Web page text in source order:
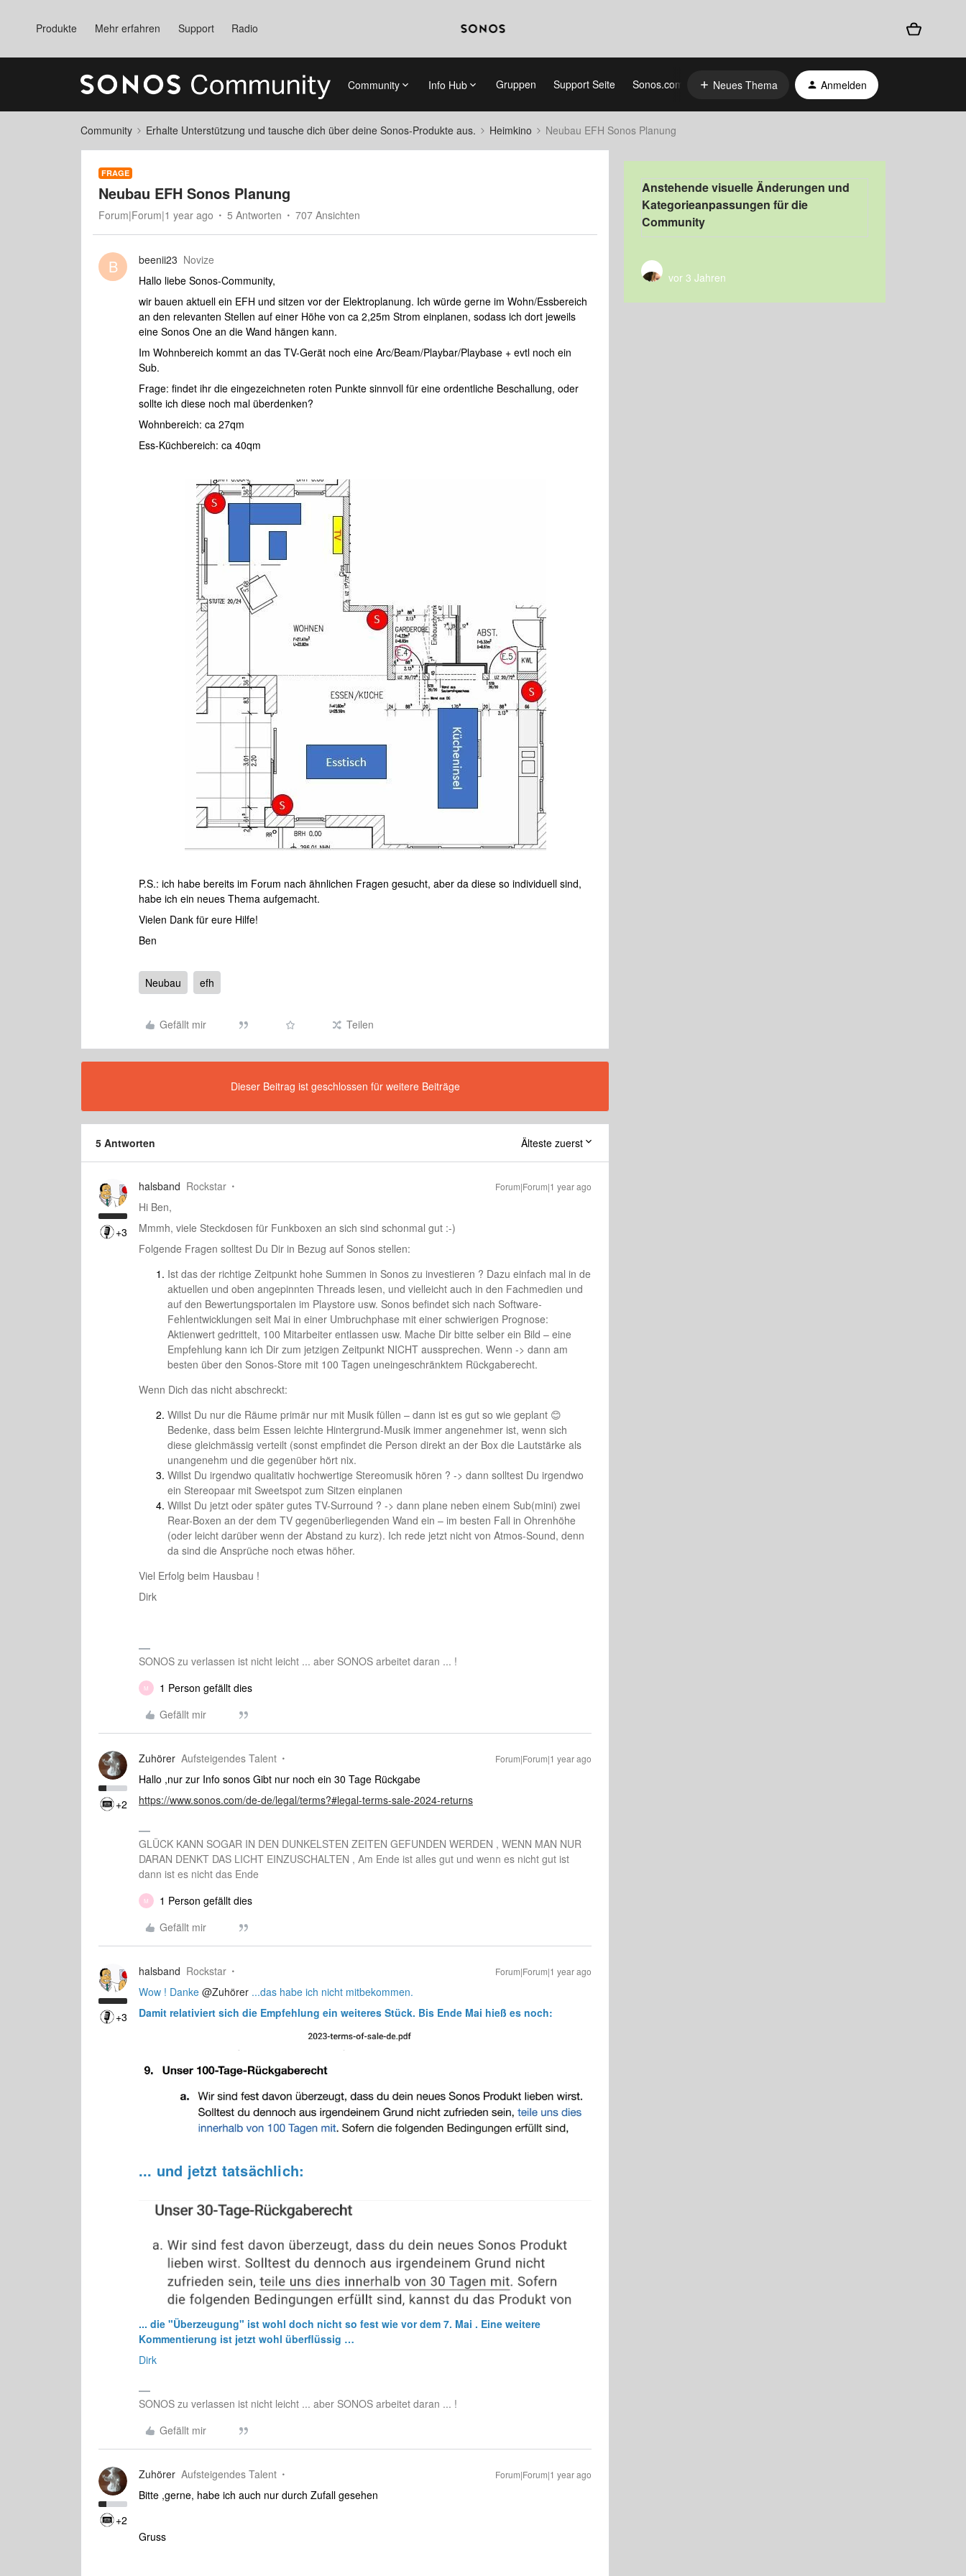
Produkte Mehr erfahren Support Radio
Community Info Hub Gruppen Support Seite Sonos.com Neues Thema Anmelden
Community Erhalte Unterstützung und tausche dich über deine Sonos-Produkte aus. Heimkino Neubau EFH Sonos Planung
FRAGE
Neubau EFH Sonos Planung
Forum|Forum|1 year ago 5 Antworten 707 Ansichten
B beenii23 Novize
Hallo liebe Sonos-Community,
wir bauen aktuell ein EFH und sitzen vor der Elektroplanung. Ich würde gerne im Wohn/Essbereich
an den relevanten Stellen auf einer Höhe von ca 2,25m Strom einplanen, sodass ich dort jeweils
eine Sonos One an die Wand hängen kann.
Im Wohnbereich kommt an das TV-Gerät noch eine Arc/Beam/Playbar/Playbase + evtl noch ein
Sub.
Frage: findet ihr die eingezeichneten roten Punkte sinnvoll für eine ordentliche Beschallung, oder
sollte ich diese noch mal überdenken?
Wohnbereich: ca 27qm
Ess-Küchbereich: ca 40qm
P.S.: ich habe bereits im Forum nach ähnlichen Fragen gesucht, aber da diese so individuell sind,
habe ich ein neues Thema aufgemacht.
Vielen Dank für eure Hilfe!
Ben
Neubau efh
Gefällt mir Teilen
Dieser Beitrag ist geschlossen für weitere Beiträge
5 Antworten Älteste zuerst
+3
halsband Rockstar Forum|Forum|1 year ago
Hi Ben,
Mmmh, viele Steckdosen für Funkboxen an sich sind schonmal gut :-)
Folgende Fragen solltest Du Dir in Bezug auf Sonos stellen:
Ist das der richtige Zeitpunkt hohe Summen in Sonos zu investieren ? Dazu einfach mal in de
aktuellen und oben angepinnten Threads lesen, und vielleicht auch in den Fachmedien und
auf den Bewertungsportalen im Playstore usw. Sonos befindet sich nach Software-
Fehlentwicklungen seit Mai in einer Umbruchphase mit einer schwierigen Prognose:
Aktienwert gedrittelt, 100 Mitarbeiter entlassen usw. Mache Dir bitte selber ein Bild – eine
Empfehlung kann ich Dir zum jetzigen Zeitpunkt NICHT aussprechen. Wenn -> dann am
besten über den Sonos-Store mit 100 Tagen uneingeschränktem Rückgaberecht.
Wenn Dich das nicht abschreckt:
Willst Du nur die Räume primär nur mit Musik füllen – dann ist es gut so wie geplant 😊
Bedenke, dass beim Essen leichte Hintergrund-Musik immer angenehmer ist, wenn sich
diese gleichmässig verteilt (sonst empfindet die Person direkt an der Box die Lautstärke als
unangenehm und die gegenüber hört nix.
Willst Du irgendwo qualitativ hochwertige Stereomusik hören ? -> dann solltest Du irgendwo
ein Stereopaar mit Sweetspot zum Sitzen einplanen
Willst Du jetzt oder später gutes TV-Surround ? -> dann plane neben einem Sub(mini) zwei
Rear-Boxen an der dem TV gegenüberliegenden Wand ein – im besten Fall in Ohrenhöhe
(oder leicht darüber wenn der Abstand zu kurz). Ich rede jetzt nicht von Atmos-Sound, denn
da sind die Ansprüche noch etwas höher.
Viel Erfolg beim Hausbau !
Dirk
SONOS zu verlassen ist nicht leicht ... aber SONOS arbeitet daran ... !
M
1 Person gefällt dies
Gefällt mir
+2
Zuhörer Aufsteigendes Talent Forum|Forum|1 year ago
Hallo ,nur zur Info sonos Gibt nur noch ein 30 Tage Rückgabe
https://www.sonos.com/de-de/legal/terms?#legal-terms-sale-2024-returns
GLÜCK KANN SOGAR IN DEN DUNKELSTEN ZEITEN GEFUNDEN WERDEN , WENN MAN NUR
DARAN DENKT DAS LICHT EINZUSCHALTEN , Am Ende ist alles gut und wenn es nicht gut ist
dann ist es nicht das Ende
M
1 Person gefällt dies
Gefällt mir
+3
halsband Rockstar Forum|Forum|1 year ago
Wow ! Danke @Zuhörer ...das habe ich nicht mitbekommen.
Damit relativiert sich die Empfehlung ein weiteres Stück. Bis Ende Mai hieß es noch:
... und jetzt tatsächlich:
... die "Überzeugung" ist wohl doch nicht so fest wie vor dem 7. Mai . Eine weitere
Kommentierung ist jetzt wohl überflüssig …
Dirk
SONOS zu verlassen ist nicht leicht ... aber SONOS arbeitet daran ... !
Gefällt mir
+2
Zuhörer Aufsteigendes Talent Forum|Forum|1 year ago
Bitte ,gerne, habe ich auch nur durch Zufall gesehen
Gruss
Anstehende visuelle Änderungen und
Kategorieanpassungen für die
Community
vor 3 Jahren